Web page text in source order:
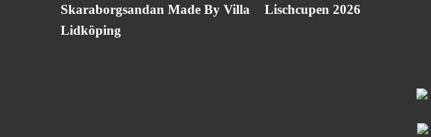
Skaraborgsandan Made By Villa
Lidköping
Lischcupen 2026